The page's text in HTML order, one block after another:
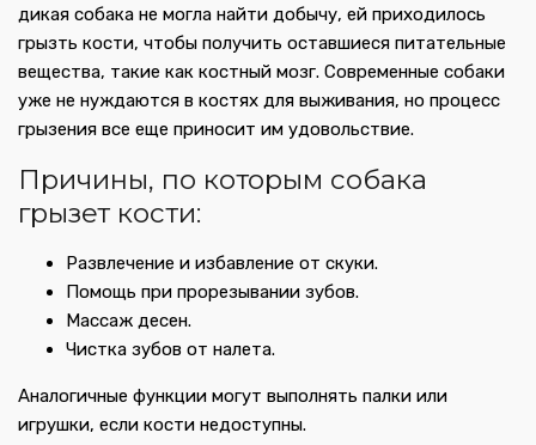
дикая собака не могла найти добычу, ей приходилось
грызть кости, чтобы получить оставшиеся питательные
вещества, такие как костный мозг. Современные собаки
уже не нуждаются в костях для выживания, но процесс
грызения все еще приносит им удовольствие.
Причины, по которым собака
грызет кости:
Развлечение и избавление от скуки.
Помощь при прорезывании зубов.
Массаж десен.
Чистка зубов от налета.
Аналогичные функции могут выполнять палки или
игрушки, если кости недоступны.